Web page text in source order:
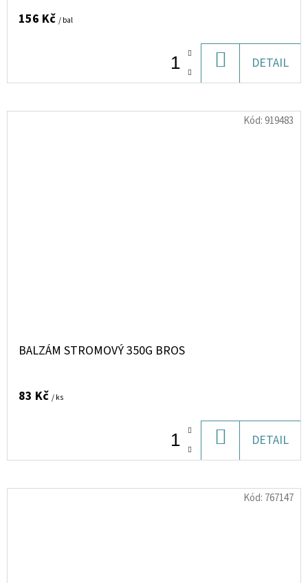
156 Kč / bal
KOŠÍKU
DETAIL
BALZÁM STROMOVÝ 350G BROS
83 Kč / ks
KOŠÍKU
DETAIL
Kód:919483
Kód: 767147